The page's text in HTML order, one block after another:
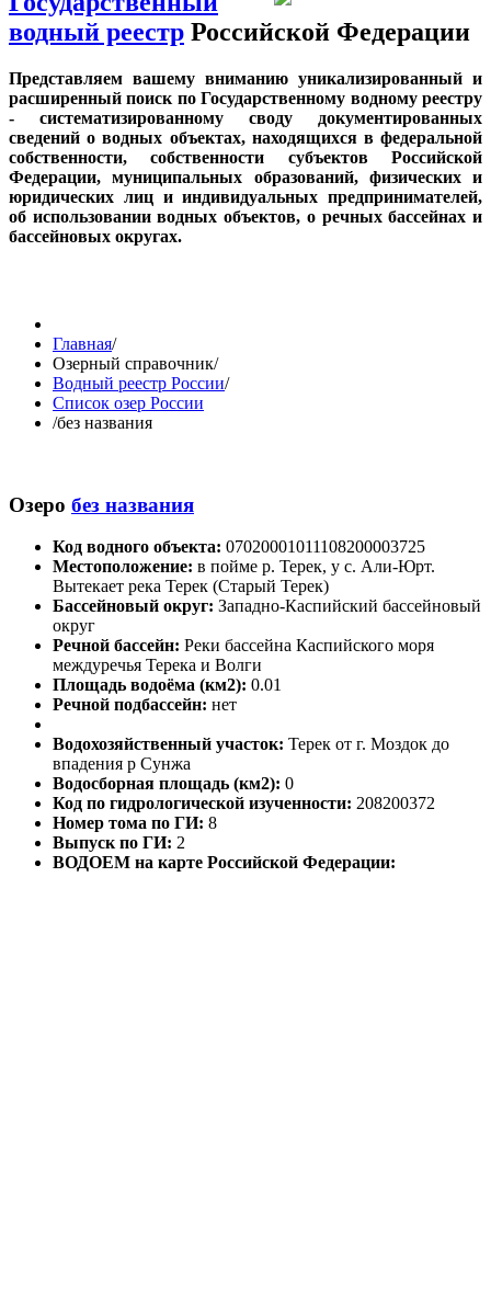
водный реестр Российской Федерации
Представляем вашему вниманию уникализированный и
расширенный поиск по Государственному водному реестру
- систематизированному своду документированных
сведений о водных объектах, находящихся в федеральной
собственности, собственности субъектов Российской
Федерации, муниципальных образований, физических и
юридических лиц и индивидуальных предпринимателей,
об использовании водных объектов, о речных бассейнах и
бассейновых округах.
Главная/
Озерный справочник/
Водный реестр России/
Список озер России
/без названия
Озеро без названия
Код водного объекта: 07020001011108200003725
Местоположение: в пойме р. Терек, у с. Али-Юрт.
Вытекает река Терек (Старый Терек)
Бассейновый округ: Западно-Каспийский бассейновый
округ
Речной бассейн: Реки бассейна Каспийского моря
междуречья Терека и Волги
Площадь водоёма (км2): 0.01
Речной подбассейн: нет
Водохозяйственный участок: Терек от г. Моздок до
впадения р Сунжа
Водосборная площадь (км2): 0
Код по гидрологической изученности: 208200372
Номер тома по ГИ: 8
Выпуск по ГИ: 2
ВОДОЕМ на карте Российской Федерации: